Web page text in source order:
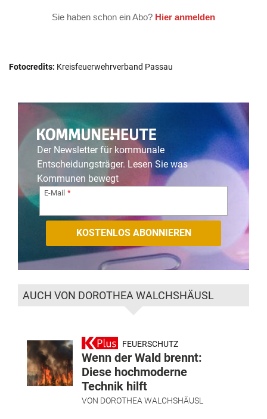
Fotocredits: Kreisfeuerwehrverband Passau
Der Newsletter für kommunale
Entscheidungsträger. Lesen Sie was
Kommunen bewegt
E-Mail
AUCH VON DOROTHEA WALCHSHÄUSL
FEUERSCHUTZ
Wenn der Wald brennt:
Diese hochmoderne
Technik hilft
VON DOROTHEA WALCHSHÄUSL